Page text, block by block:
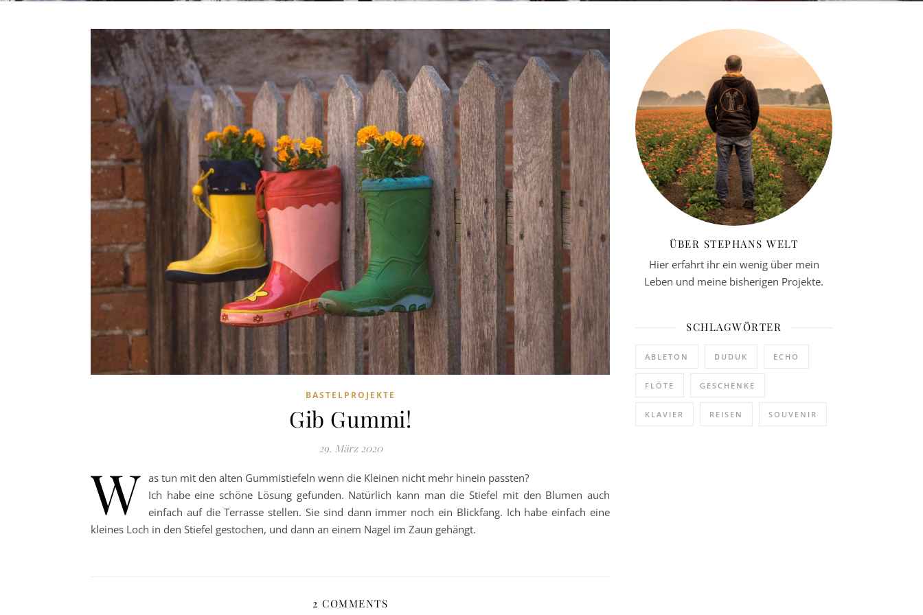
BASTELPROJEKTE
Gib Gummi!
29. März 2020
W as tun mit den alten Gummistiefeln wenn die Kleinen nicht mehr hinein passten?
Ich habe eine schöne Lösung gefunden. Natürlich kann man die Stiefel mit den Blumen auch
einfach auf die Terrasse stellen. Sie sind dann immer noch ein Blickfang. Ich habe einfach eine
kleines Loch in den Stiefel gestochen, und dann an einem Nagel im Zaun gehängt.
2 COMMENTS
ÜBER STEPHANS WELT
Hier erfahrt ihr ein wenig über mein
Leben und meine bisherigen Projekte.
SCHLAGWÖRTER
ABLETON DUDUK ECHO
FLÖTE GESCHENKE
KLAVIER REISEN SOUVENIR